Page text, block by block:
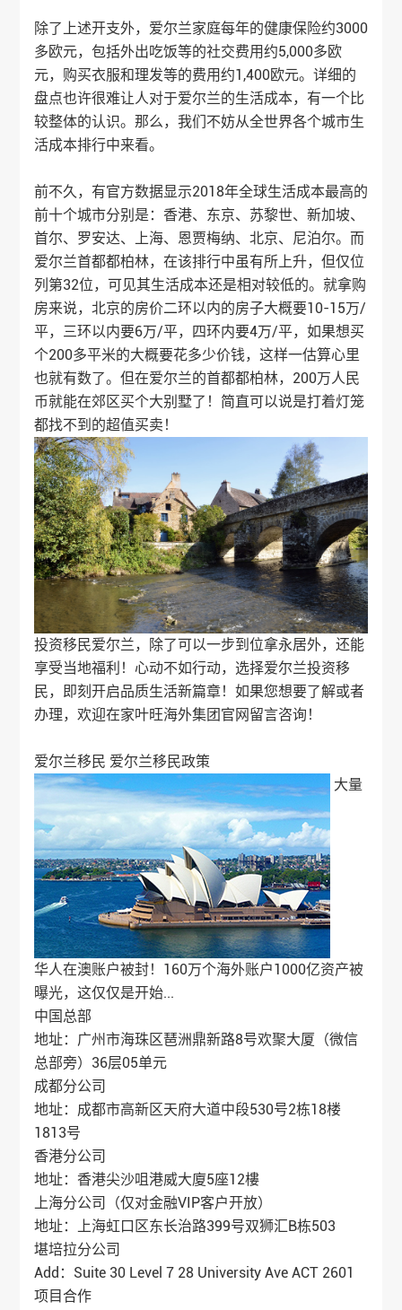
除了上述开支外，爱尔兰家庭每年的健康保险约3000
多欧元，包括外出吃饭等的社交费用约5,000多欧
元，购买衣服和理发等的费用约1,400欧元。详细的
盘点也许很难让人对于爱尔兰的生活成本，有一个比
较整体的认识。那么，我们不妨从全世界各个城市生
活成本排行中来看。
前不久，有官方数据显示2018年全球生活成本最高的
前十个城市分别是：香港、东京、苏黎世、新加坡、
首尔、罗安达、上海、恩贾梅纳、北京、尼泊尔。而
爱尔兰首都都柏林，在该排行中虽有所上升，但仅位
列第32位，可见其生活成本还是相对较低的。就拿购
房来说，北京的房价二环以内的房子大概要10-15万/
平，三环以内要6万/平，四环内要4万/平，如果想买
个200多平米的大概要花多少价钱，这样一估算心里
也就有数了。但在爱尔兰的首都都柏林，200万人民
币就能在郊区买个大别墅了！简直可以说是打着灯笼
都找不到的超值买卖！
投资移民爱尔兰，除了可以一步到位拿永居外，还能
享受当地福利！心动不如行动，选择爱尔兰投资移
民，即刻开启品质生活新篇章！如果您想要了解或者
办理，欢迎在家叶旺海外集团官网留言咨询！
爱尔兰移民 爱尔兰移民政策
大量
华人在澳账户被封！160万个海外账户1000亿资产被
曝光，这仅仅是开始...
中国总部
地址：广州市海珠区琶洲鼎新路8号欢聚大厦（微信
总部旁）36层05单元
成都分公司
地址：成都市高新区天府大道中段530号2栋18楼
1813号
香港分公司
地址：香港尖沙咀港威大廈5座12樓
上海分公司（仅对金融VIP客户开放）
地址：上海虹口区东长治路399号双狮汇B栋503
堪培拉分公司
Add：Suite 30 Level 7 28 University Ave ACT 2601
项目合作